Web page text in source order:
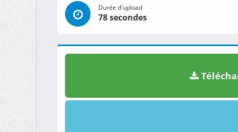
Durée d'upload
78 secondes